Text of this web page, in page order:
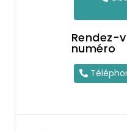
Rendez-
numéro